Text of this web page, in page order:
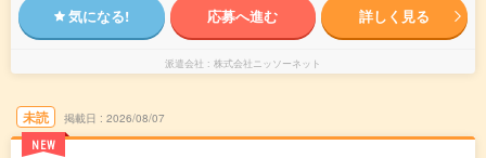
気になる! 応募へ進む 詳しく見る
派遣会社 株式会社ニッソーネット
未読
NEW
掲載日 2026/08/07